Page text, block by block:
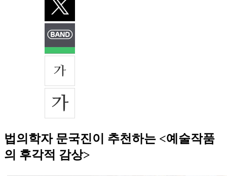
법의학자 문국진이 추천하는 <예술작품
의 후각적 감상>